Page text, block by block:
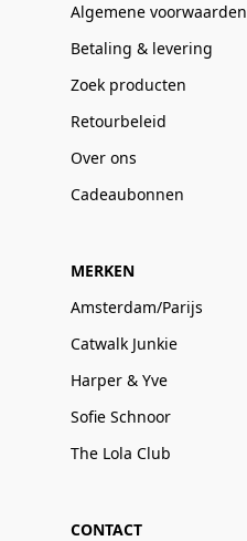
Algemene voorwaarden
Betaling & levering
Zoek producten
Retourbeleid
Over ons
Cadeaubonnen
MERKEN
Amsterdam/Parijs
Catwalk Junkie
Harper & Yve
Sofie Schnoor
The Lola Club
CONTACT